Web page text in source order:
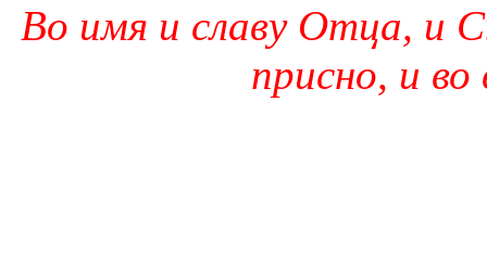
Во имя и славу Отца, и
присно, и во